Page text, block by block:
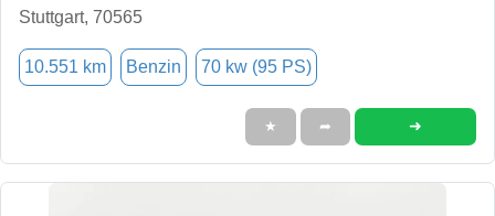
Stuttgart, 70565
10.551 km Benzin 70 kw (95 PS)
★ ➦ ➜